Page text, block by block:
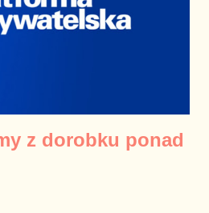
takie jak trójpodział władzy, a
zrobił niczego szkodliwego. Celowo
z dorobku ponad